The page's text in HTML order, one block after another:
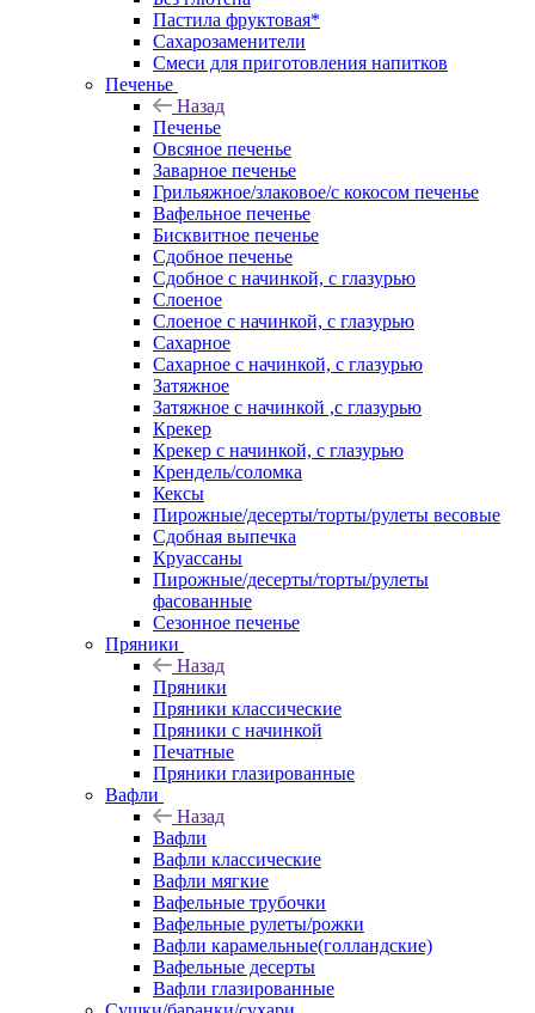
Пастила фруктовая*
Сахарозаменители
Смеси для приготовления напитков
Печенье
Назад
Печенье
Овсяное печенье
Заварное печенье
Грильяжное/злаковое/с кокосом печенье
Вафельное печенье
Бисквитное печенье
Сдобное печенье
Сдобное с начинкой, с глазурью
Слоеное
Слоеное с начинкой, с глазурью
Сахарное
Сахарное с начинкой, с глазурью
Затяжное
Затяжное с начинкой ,с глазурью
Крекер
Крекер с начинкой, с глазурью
Крендель/соломка
Кексы
Пирожные/десерты/торты/рулеты весовые
Сдобная выпечка
Круассаны
Пирожные/десерты/торты/рулеты
фасованные
Сезонное печенье
Пряники
Назад
Пряники
Пряники классические
Пряники с начинкой
Печатные
Пряники глазированные
Вафли
Назад
Вафли
Вафли классические
Вафли мягкие
Вафельные трубочки
Вафельные рулеты/рожки
Вафли карамельные(голландские)
Вафельные десерты
Вафли глазированные